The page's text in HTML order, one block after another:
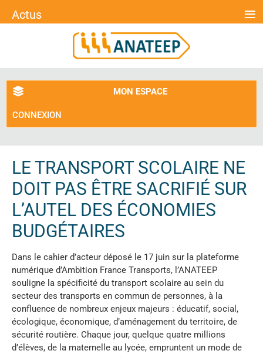
MON ESPACE
CONNEXION
LE TRANSPORT SCOLAIRE NE
DOIT PAS ÊTRE SACRIFIÉ SUR
L’AUTEL DES ÉCONOMIES
BUDGÉTAIRES
Dans le cahier d’acteur déposé le 17 juin sur la plateforme
numérique d’Ambition France Transports, l’ANATEEP
souligne la spécificité du transport scolaire au sein du
secteur des transports en commun de personnes, à la
confluence de nombreux enjeux majeurs : éducatif, social,
écologique, économique, d’aménagement du territoire, de
sécurité routière. Chaque jour, quelque quatre millions
d’élèves, de la maternelle au lycée, empruntent un mode de
Actus ≡